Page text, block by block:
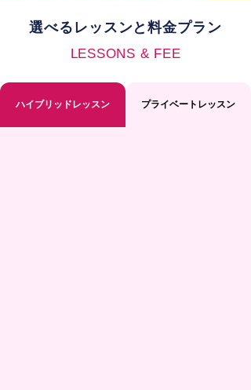
選べるレッスンと料金プラン
LESSONS & FEE
ハイブリッドレッスン プライベートレッスン